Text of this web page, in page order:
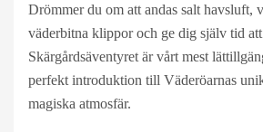
Drömmer du om att andas salt havsluft,
väderbitna klippor och ge dig själv tid
Skärgårdsäventyret är vårt mest
perfekt introduktion till Väderöarnas
magiska atmosfär.